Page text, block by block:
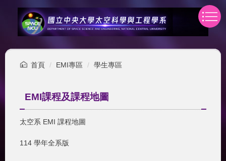
內
首頁 EMI專區 學生專區
EMI課程及課程地圖
太空系 EMI 課程地圖
114 學年全系版